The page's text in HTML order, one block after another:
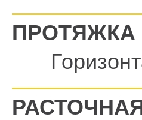
ПРОТЯЖКА